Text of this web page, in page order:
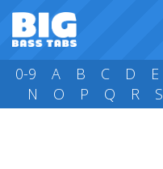
0-9 A B C D E
N
O P Q R S